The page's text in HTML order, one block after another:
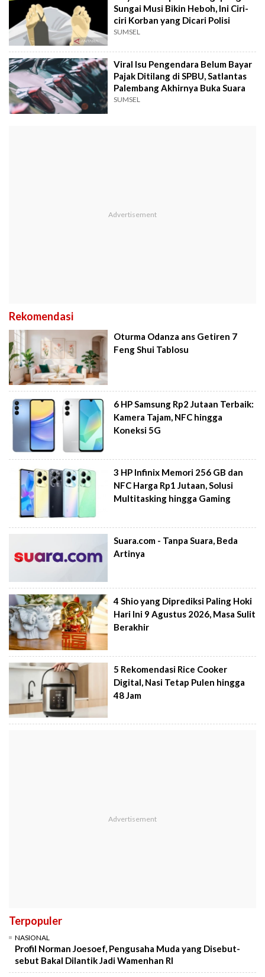
Sungai Musi Bikin Heboh, Ini Ciri-
ciri Korban yang Dicari Polisi
SUMSEL
Viral Isu Pengendara Belum Bayar
Pajak Ditilang di SPBU, Satlantas
Palembang Akhirnya Buka Suara
SUMSEL
Rekomendasi
Oturma Odanza ans Getiren 7
Feng Shui Tablosu
6 HP Samsung Rp2 Jutaan Terbaik:
Kamera Tajam, NFC hingga
Koneksi 5G
3 HP Infinix Memori 256 GB dan
NFC Harga Rp1 Jutaan, Solusi
Multitasking hingga Gaming
Suara.com - Tanpa Suara, Beda
Artinya
4 Shio yang Diprediksi Paling Hoki
Hari Ini 9 Agustus 2026, Masa Sulit
Berakhir
5 Rekomendasi Rice Cooker
Digital, Nasi Tetap Pulen hingga
48 Jam
Terpopuler
NASIONAL
Profil Norman Joesoef, Pengusaha Muda yang Disebut-
sebut Bakal Dilantik Jadi Wamenhan RI